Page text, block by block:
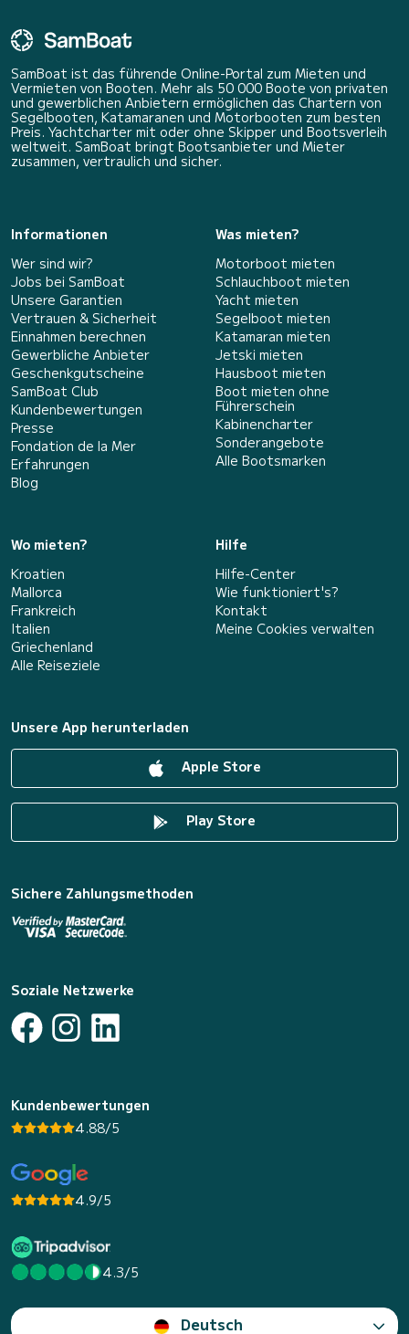
SamBoat ist das führende Online-Portal zum Mieten und
Vermieten von Booten. Mehr als 50 000 Boote von privaten
und gewerblichen Anbietern ermöglichen das Chartern von
Segelbooten, Katamaranen und Motorbooten zum besten
Preis. Yachtcharter mit oder ohne Skipper und Bootsverleih
weltweit. SamBoat bringt Bootsanbieter und Mieter
zusammen, vertraulich und sicher.
Informationen
Wer sind wir?
Jobs bei SamBoat
Unsere Garantien
Vertrauen & Sicherheit
Einnahmen berechnen
Gewerbliche Anbieter
Geschenkgutscheine
SamBoat Club
Kundenbewertungen
Presse
Fondation de la Mer
Erfahrungen
Blog
Was mieten?
Motorboot mieten
Schlauchboot mieten
Yacht mieten
Segelboot mieten
Katamaran mieten
Jetski mieten
Hausboot mieten
Boot mieten ohne
Führerschein
Kabinencharter
Sonderangebote
Alle Bootsmarken
Wo mieten?
Kroatien
Mallorca
Frankreich
Italien
Griechenland
Alle Reiseziele
Hilfe
Hilfe-Center
Wie funktioniert's?
Kontakt
Meine Cookies verwalten
Unsere App herunterladen
Apple Store
Play Store
Sichere Zahlungsmethoden
Soziale Netzwerke
Kundenbewertungen
4.88/5
4.9/5
4.3/5
Deutsch